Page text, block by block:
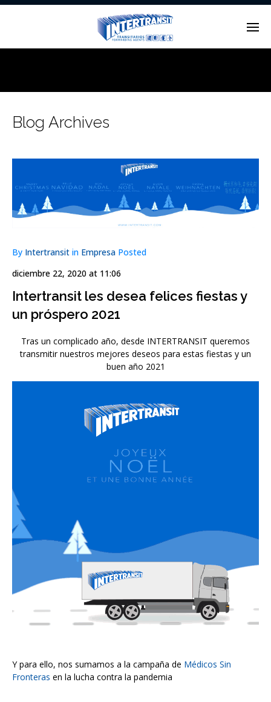
Blog Archives
By Intertransit in Empresa Posted
diciembre 22, 2020 at 11:06
Intertransit les desea felices fiestas y
un próspero 2021
Tras un complicado año, desde INTERTRANSIT queremos
transmitir nuestros mejores deseos para estas fiestas y un
buen año 2021
Y para ello, nos sumamos a la campaña de Médicos Sin
Fronteras en la lucha contra la pandemia